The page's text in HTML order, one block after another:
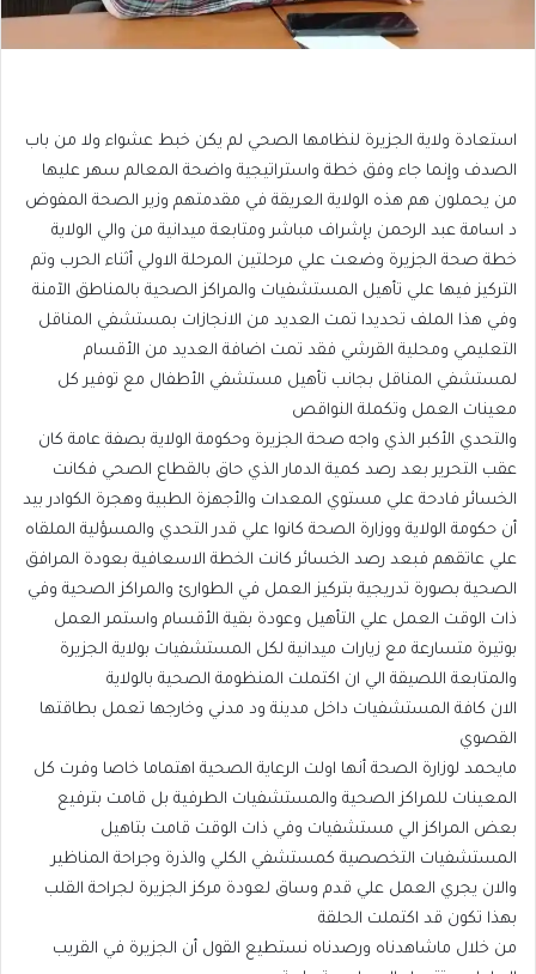
استعادة ولاية الجزيرة لنظامها الصحي لم يكن خبط عشواء ولا من باب
الصدف وإنما جاء وفق خطة واستراتيجية واضحة المعالم سهر عليها
من يحملون هم هذه الولاية العريقة في مقدمتهم وزير الصحة المفوض
د اسامة عبد الرحمن بإشراف مباشر ومتابعة ميدانية من والي الولاية
خطة صحة الجزيرة وضعت علي مرحلتين المرحلة الاولي أثناء الحرب وتم
التركيز فيها علي تأهيل المستشفيات والمراكز الصحية بالمناطق الآمنة
وفي هذا الملف تحديدا تمت العديد من الانجازات بمستشفي المناقل
التعليمي ومحلية القرشي فقد تمت اضافة العديد من الأقسام
لمستشفي المناقل بجانب تأهيل مستشفي الأطفال مع توفير كل
معينات العمل وتكملة النواقص
والتحدي الأكبر الذي واجه صحة الجزيرة وحكومة الولاية بصفة عامة كان
عقب التحرير بعد رصد كمية الدمار الذي حاق بالقطاع الصحي فكانت
الخسائر فادحة علي مستوي المعدات والأجهزة الطبية وهجرة الكوادر بيد
أن حكومة الولاية ووزارة الصحة كانوا علي قدر التحدي والمسؤلية الملقاه
علي عاتقهم فبعد رصد الخسائر كانت الخطة الاسعافية بعودة المرافق
الصحية بصورة تدريجية بتركيز العمل في الطوارئ والمراكز الصحية وفي
ذات الوقت العمل علي التأهيل وعودة بقية الأقسام واستمر العمل
بوتيرة متسارعة مع زيارات ميدانية لكل المستشفيات بولاية الجزيرة
والمتابعة اللصيقة الي ان اكتملت المنظومة الصحية بالولاية
الان كافة المستشفيات داخل مدينة ود مدني وخارجها تعمل بطاقتها
القصوي
مايحمد لوزارة الصحة أنها اولت الرعاية الصحية اهتماما خاصا وفرت كل
المعينات للمراكز الصحية والمستشفيات الطرفية بل قامت بترفيع
بعض المراكز الي مستشفيات وفي ذات الوقت قامت بتاهيل
المستشفيات التخصصية كمستشفي الكلي والذرة وجراحة المناظير
والان يجري العمل علي قدم وساق لعودة مركز الجزيرة لجراحة القلب
بهذا تكون قد اكتملت الحلقة
من خلال ماشاهدناه ورصدناه نستطيع القول أن الجزيرة في القريب